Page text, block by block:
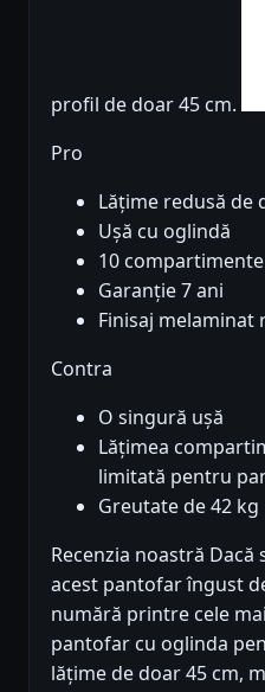
profil de doar 45 cm.
Pro
Lățime redusă de
Ușă cu oglindă
10
Garanție 7 ani
Finisaj melaminat
Contra
O singură ușă
Lățimea
limitată pentru
Greutate de 42 kg
Recenzia noastră
acest pantofar îngust
numără printre cele
pantofar cu oglinda
lățime de doar 45 cm,